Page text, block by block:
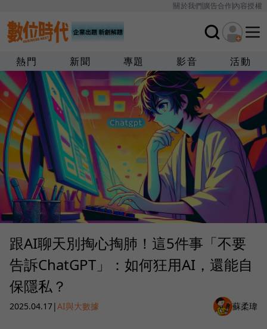
關於我們廣告合作內容授權
熱門 新聞 專題 影音 活動
跟AI聊天別掏心掏肺！這5件事「不要
告訴ChatGPT」：如何狂用AI，還能自
保隱私？
2025.04.17|AI與大數據 蘇柔瑋